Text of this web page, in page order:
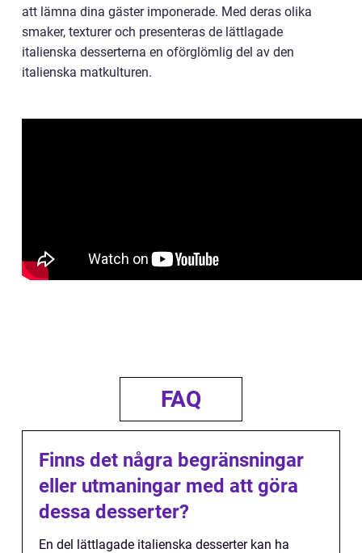
att lämna dina gäster imponerade. Med deras olika
smaker, texturer och presenteras de lättlagade
italienska desserterna en oförglömlig del av den
italienska matkulturen.
FAQ
Finns det några begränsningar
eller utmaningar med att göra
dessa desserter?
En del lättlagade italienska desserter kan ha